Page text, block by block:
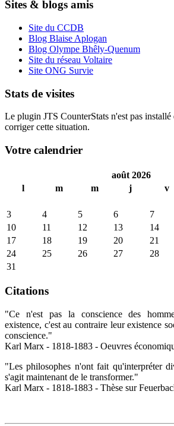
Sites & blogs amis
Site du CCDB
Blog Blaise Aplogan
Blog Olympe Bhêly-Quenum
Site du réseau Voltaire
Site ONG Survie
Stats de visites
Le plugin JTS CounterStats n'est pas
corriger cette situation.
Votre calendrier
août 2026
l
m m j v
3
4 5 6 7
10
11 12 13 14
17
18 19 20 21
24
25 26 27 28
31
Citations
"Ce n'est pas la conscience des
existence, c'est au contraire leur existence
conscience."
Karl Marx - 1818-1883 - Oeuvres
"Les philosophes n'ont fait qu'interpréter
s'agit maintenant de le transformer."
Karl Marx - 1818-1883 - Thèse sur